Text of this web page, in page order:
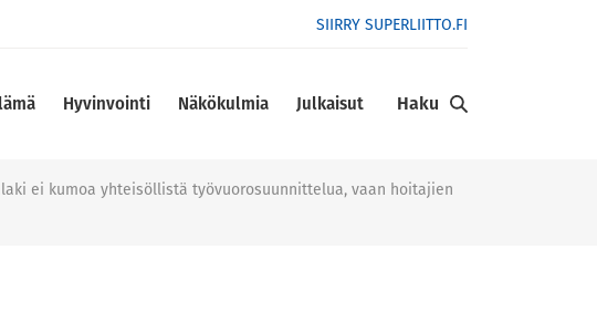
SIIRRY SUPERLIITTO.FI
Hyvinvointi Näkökulmia Julkaisut Haku
ei kumoa yhteisöllistä työvuorosuunnittelua, vaan hoitajien